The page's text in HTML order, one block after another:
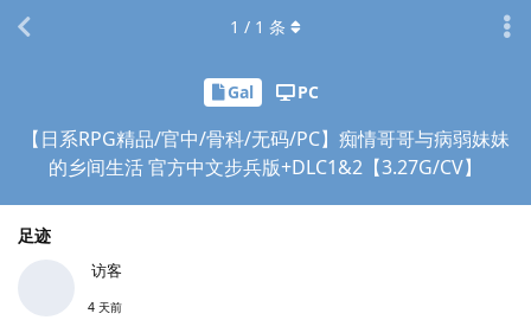
Gal PC
【日系RPG精品/官中/骨科/无码/PC】痴情哥哥与病弱妹妹
的乡间生活 官方中文步兵版+DLC1&2【3.27G/CV】
足迹
访客
4 天前
1 / 1 条